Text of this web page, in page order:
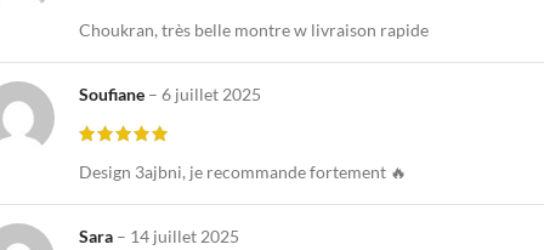
Choukran, très belle montre w livraison rapide
Soufiane – 6 juillet 2025
Design 3ajbni, je recommande fortement 🔥
Sara – 14 juillet 2025